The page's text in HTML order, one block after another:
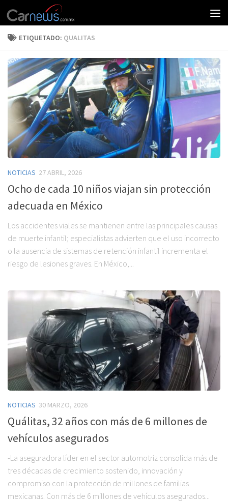
ETIQUETADO: QUALITAS
NOTICIAS 27 ABRIL, 2026
Ocho de cada 10 niños viajan sin protección
adecuada en México
Los accidentes viales se mantienen entre las principales causas
de muerte infantil; especialistas advierten que el uso incorrecto
o la ausencia de sistemas de retención infantil incrementa el
riesgo de lesiones graves. En México,...
NOTICIAS 30 MARZO, 2026
Quálitas, 32 años con más de 6 millones de
vehículos asegurados
-La aseguradora líder en el sector automotriz consolida más de
tres décadas de crecimiento sostenido, innovación y
compromiso con la protección de millones de familias
mexicanas. Con más de 6 millones de vehículos asegurados...